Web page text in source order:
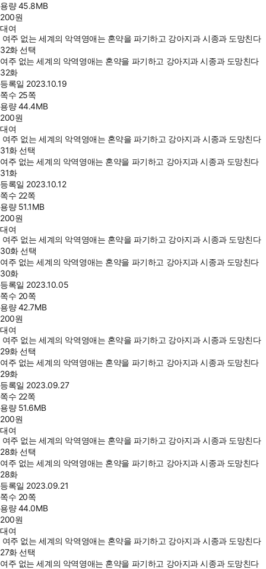
용량45.8MB
200원
대여
여주 없는 세계의 악역영애는 혼약을 파기하고 강아지과 시종과 도망친다
32화 선택
여주 없는 세계의 악역영애는 혼약을 파기하고 강아지과 시종과 도망친다
32화
등록일 2023.10.19
쪽수 25쪽
용량44.4MB
200원
대여
여주 없는 세계의 악역영애는 혼약을 파기하고 강아지과 시종과 도망친다
31화 선택
여주 없는 세계의 악역영애는 혼약을 파기하고 강아지과 시종과 도망친다
31화
등록일 2023.10.12
쪽수 22쪽
용량 51.1MB
200원
대여
여주 없는 세계의 악역영애는 혼약을 파기하고 강아지과 시종과 도망친다
30화 선택
여주 없는 세계의 악역영애는 혼약을 파기하고 강아지과 시종과 도망친다
30화
등록일 2023.10.05
쪽수 20쪽
용량42.7MB
200원
대여
여주 없는 세계의 악역영애는 혼약을 파기하고 강아지과 시종과 도망친다
29화 선택
여주 없는 세계의 악역영애는 혼약을 파기하고 강아지과 시종과 도망친다
29화
등록일 2023.09.27
쪽수 22쪽
용량 51.6MB
200원
대여
여주 없는 세계의 악역영애는 혼약을 파기하고 강아지과 시종과 도망친다
28화 선택
여주 없는 세계의 악역영애는 혼약을 파기하고 강아지과 시종과 도망친다
28화
등록일 2023.09.21
쪽수 20쪽
용량44.0MB
200원
대여
여주 없는 세계의 악역영애는 혼약을 파기하고 강아지과 시종과 도망친다
27화 선택
여주 없는 세계의 악역영애는 혼약을 파기하고 강아지과 시종과 도망친다